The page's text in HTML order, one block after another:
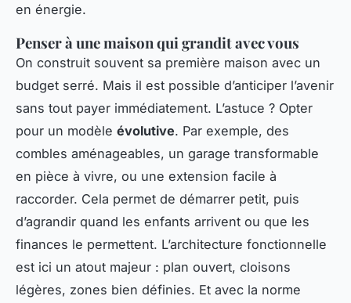
en énergie.
Penser à une maison qui grandit avec vous
On construit souvent sa première maison avec un
budget serré. Mais il est possible d’anticiper l’avenir
sans tout payer immédiatement. L’astuce ? Opter
pour un modèle évolutive. Par exemple, des
combles aménageables, un garage transformable
en pièce à vivre, ou une extension facile à
raccorder. Cela permet de démarrer petit, puis
d’agrandir quand les enfants arrivent ou que les
finances le permettent. L’architecture fonctionnelle
est ici un atout majeur : plan ouvert, cloisons
légères, zones bien définies. Et avec la norme